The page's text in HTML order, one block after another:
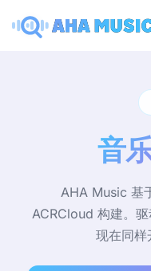
音
AHA Music 基
ACRCloud 构建。驱
现在同样